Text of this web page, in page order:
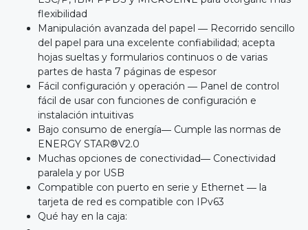
flexibilidad
Manipulación avanzada del papel ― Recorrido sencillo
del papel para una excelente confiabilidad; acepta
hojas sueltas y formularios continuos o de varias
partes de hasta 7 páginas de espesor
Fácil configuración y operación ― Panel de control
fácil de usar con funciones de configuración e
instalación intuitivas
Bajo consumo de energía― Cumple las normas de
ENERGY STAR®V2.0
Muchas opciones de conectividad― Conectividad
paralela y por USB
Compatible con puerto en serie y Ethernet ― la
tarjeta de red es compatible con IPv63
Qué hay en la caja: